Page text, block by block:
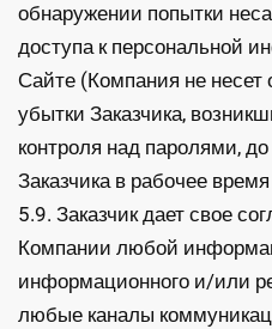
обнаружении попытки
доступа к персональной
Сайте (Компания не несет
убытки Заказчика,
контроля над паролями,
Заказчика в рабочее
5.9. Заказчик дает свое
Компании любой
информационного и/или
любые каналы